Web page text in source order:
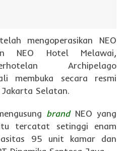
mengoperasikan NEO
NEO Hotel Melawai,
Archipelago
membuka secara resmi
Jakarta Selatan.
brand NEO yang
tercatat setinggi enam
95 unit kamar dan